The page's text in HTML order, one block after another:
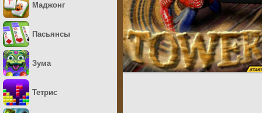
Маджонг
Пасьянсы
Зума
Тетрис